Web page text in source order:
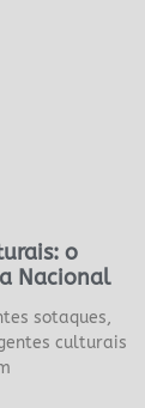
o
Nacional
sotaques,
culturais